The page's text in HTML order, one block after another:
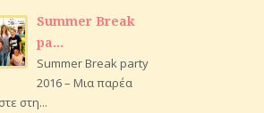
Summer Break
pa...
Summer Break party
2016 – Μια παρέα
στη...